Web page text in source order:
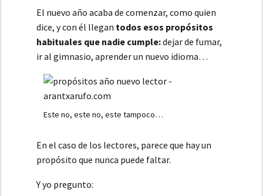
El nuevo año acaba de comenzar, como quien
dice, y con él llegan todos esos propósitos
habituales que nadie cumple:dejar de fumar,
ir al gimnasio, aprender un nuevo idioma…
Este no, este no, este tampoco…
En el caso de los lectores, parece que hay un
propósito que nunca puede faltar.
Y yo pregunto: